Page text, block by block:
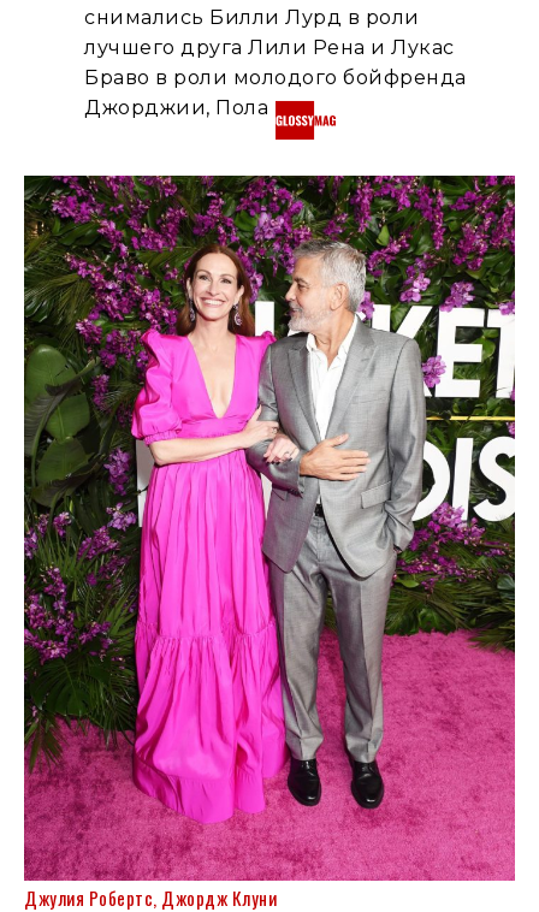
снимались Билли Лурд в роли
лучшего друга Лили Рена и Лукас
Браво в роли молодого бойфренда
Джорджии, Пола
Джулия Робертс, Джордж Клуни